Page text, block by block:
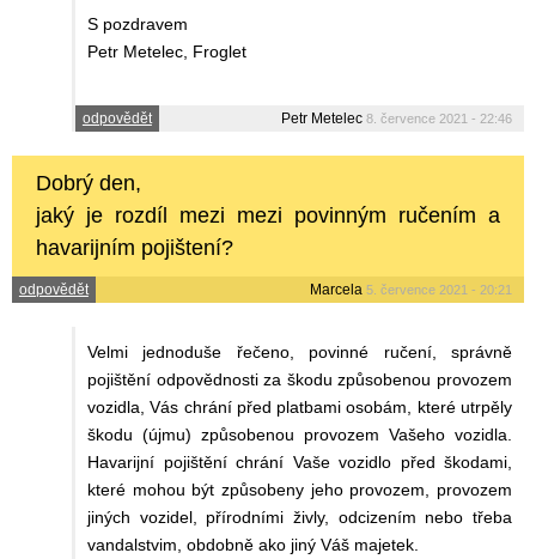
S pozdravem
Petr Metelec, Froglet
odpovědět Petr Metelec 8. července 2021 - 22:46
Dobrý den,
jaký je rozdíl mezi mezi povinným ručením a
havarijním pojištení?
odpovědět Marcela 5. července 2021 - 20:21
Velmi jednoduše řečeno, povinné ručení, správně
pojištění odpovědnosti za škodu způsobenou provozem
vozidla, Vás chrání před platbami osobám, které utrpěly
škodu (újmu) způsobenou provozem Vašeho vozidla.
Havarijní pojištění chrání Vaše vozidlo před škodami,
které mohou být způsobeny jeho provozem, provozem
jiných vozidel, přírodními živly, odcizením nebo třeba
vandalstvim, obdobně ako jiný Váš majetek.